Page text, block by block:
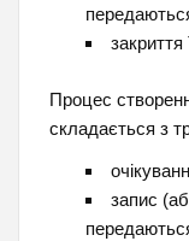
Процес
складається з
запис